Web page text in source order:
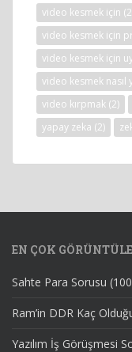
video kesmek için
video kesmek için
video kesmek için
video kesmek nasıl
video kırpmak (2)
yapay zeka (2)
EN ÇOK
Sahte Para Sorusu
Ram’in DDR Kaç
Yazılım İş Görüşmesi